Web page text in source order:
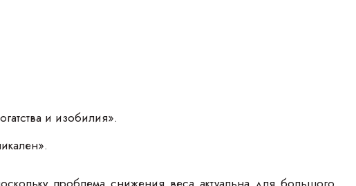
и изобилия».